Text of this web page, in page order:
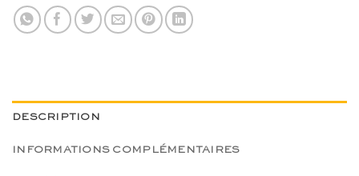
DESCRIPTION
INFORMATIONS COMPLÉMENTAIRES